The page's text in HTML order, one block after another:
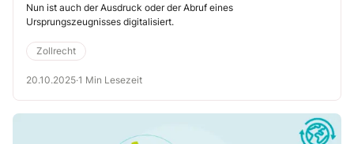
Nun ist auch der Ausdruck oder der Abruf eines
Ursprungszeugnisses digitalisiert.
Zollrecht
20.10.2025·1 Min Lesezeit